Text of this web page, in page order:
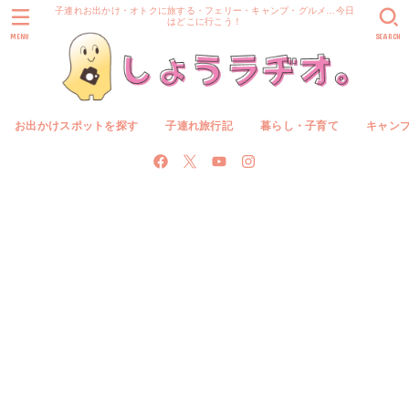
子連れお出かけ・オトクに旅する・フェリー・キャンプ・グルメ…今日
はどこに行こう！
お出かけスポットを探す 子連れ旅行記 暮らし・子育て キャン
SEARCH
MENU